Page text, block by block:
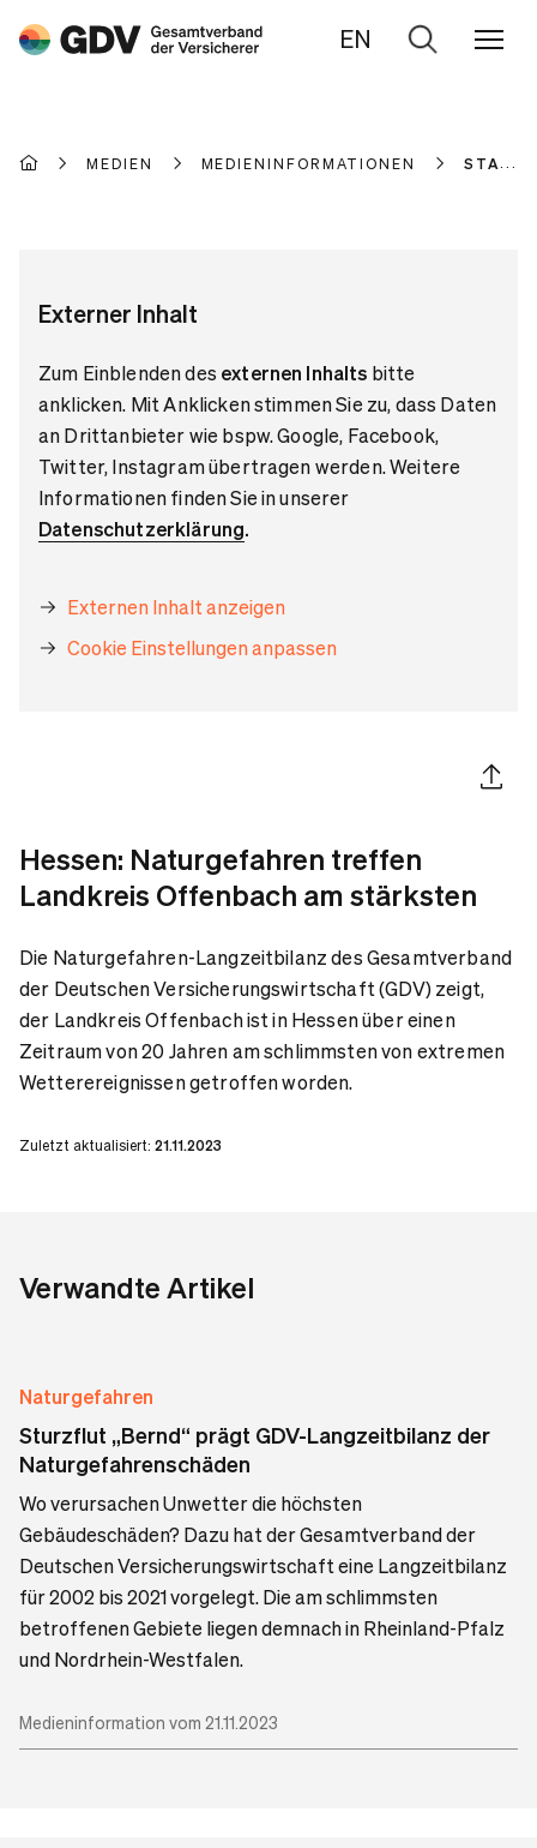
EN
Zur
MEDIEN MEDIENINFORMATIONEN
Externer Inhalt
Zum Einblenden des externen Inhalts bitte
anklicken. Mit Anklicken stimmen Sie zu, dass Daten
an Drittanbieter wie bspw. Google, Facebook,
Twitter, Instagram übertragen werden. Weitere
Informationen finden Sie in unserer
Datenschutzerklärung.
Externen Inhalt anzeigen
Cookie Einstellungen anpassen
Artikel
Hessen: Naturgefahren treffen
Landkreis Offenbach am stärksten
Die Naturgefahren-Langzeitbilanz des Gesamtverband
der Deutschen Versicherungswirtschaft (GDV) zeigt,
der Landkreis Offenbach ist in Hessen über einen
Zeitraum von 20 Jahren am schlimmsten von extremen
Wetterereignissen getroffen worden.
Zuletzt aktualisiert: 21.11.2023
Verwandte Artikel
Naturgefahren
Sturzflut „Bernd“ prägt GDV-Langzeitbilanz der
Naturgefahrenschäden
Wo verursachen Unwetter die höchsten
Gebäudeschäden? Dazu hat der Gesamtverband der
Deutschen Versicherungswirtschaft eine Langzeitbilanz
für 2002 bis 2021 vorgelegt. Die am schlimmsten
betroffenen Gebiete liegen demnach in Rheinland-Pfalz
und Nordrhein-Westfalen.
Medieninformation vom 21.11.2023